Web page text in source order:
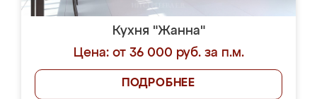
Кухня "Жанна"
Цена: от 36 000 руб. за п.м.
ПОДРОБНЕЕ